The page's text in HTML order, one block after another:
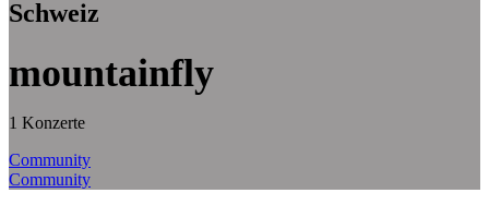
Schweiz
mountainfly
1 Konzerte
Community
Community